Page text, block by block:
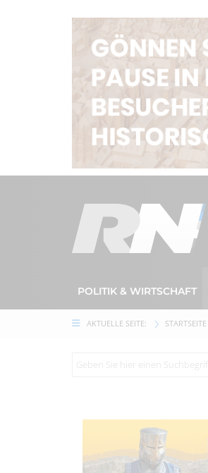
POLITIK & WIRTSCHAFT
AKTUELLE SEITE: STARTSEITE